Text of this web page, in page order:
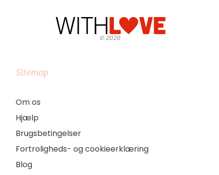
©2026
Sitemap
Om os
Hjælp
Brugsbetingelser
Fortroligheds- og cookieerklæring
Blog